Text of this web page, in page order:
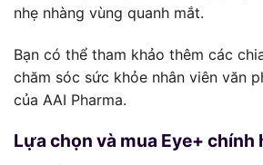
nhẹ nhàng vùng quanh mắt.
Bạn có thể tham khảo thêm các
chăm sóc sức khỏe nhân viên văn
của AAI Pharma.
Lựa chọn và mua Eye+ chính